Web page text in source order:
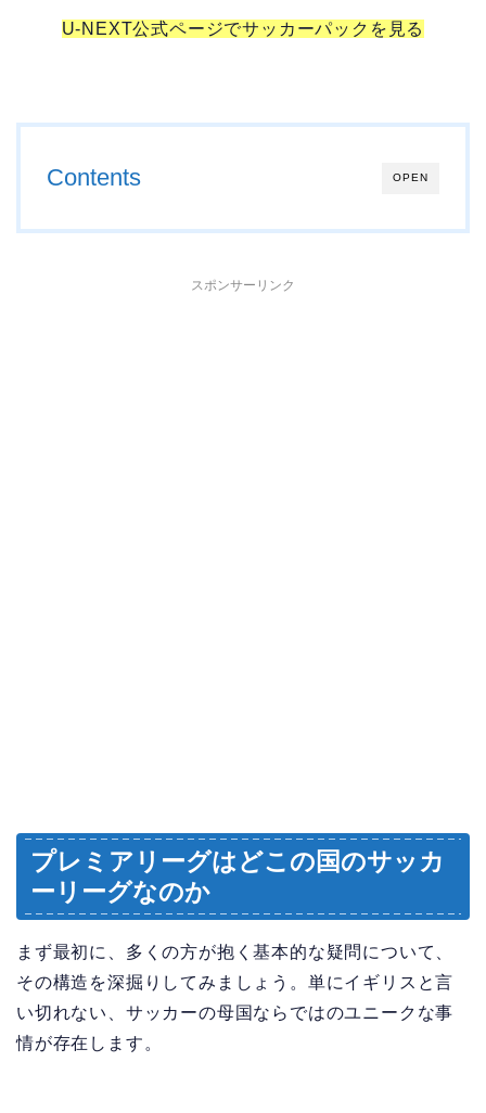
U-NEXT公式ページでサッカーパックを見る
OPEN
Contents
スポンサーリンク
プレミアリーグはどこの国のサッカ
ーリーグなのか
まず最初に、多くの方が抱く基本的な疑問について、
その構造を深掘りしてみましょう。単にイギリスと言
い切れない、サッカーの母国ならではのユニークな事
情が存在します。